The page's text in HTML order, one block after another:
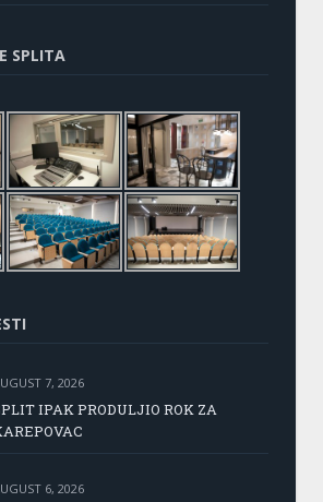
SPLITA
7, 2026
IPAK PRODULJIO ROK ZA
6, 2026